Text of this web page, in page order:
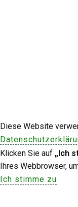
Diese Website
Klicken Sie auf „Ich
Ihres Webbrowser,
Ich stimme zu